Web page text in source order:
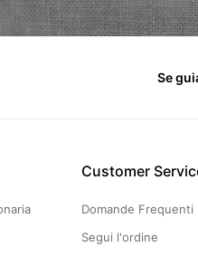
Se
Customer
Domande Frequenti
Segui l'ordine